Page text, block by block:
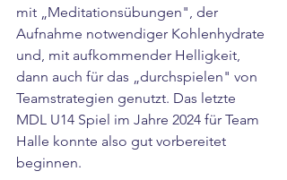
mit „Meditationsübungen", der
Aufnahme notwendiger Kohlenhydrate
und, mit aufkommender Helligkeit,
dann auch für das „durchspielen" von
Teamstrategien genutzt. Das letzte
MDL U14 Spiel im Jahre 2024 für Team
Halle konnte also gut vorbereitet
beginnen.